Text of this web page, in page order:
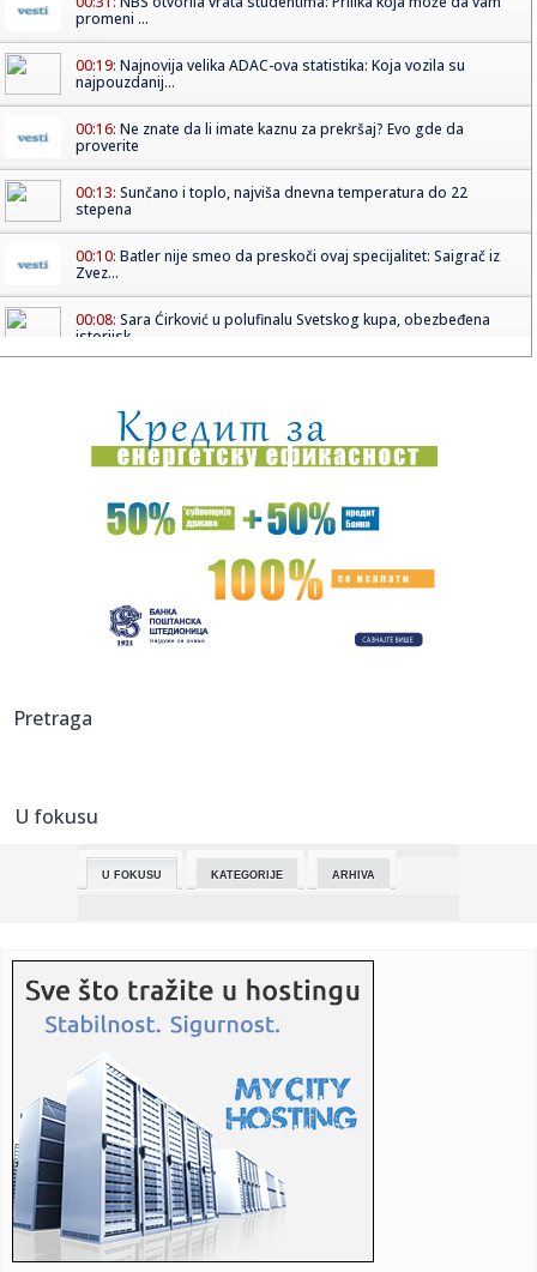
promeni ...
00:19: Najnovija velika ADAC-ova statistika: Koja vozila su
najpouzdanij...
00:16: Ne znate da li imate kaznu za prekršaj? Evo gde da
proverite
00:13: Sunčano i toplo, najviša dnevna temperatura do 22
stepena
00:10: Batler nije smeo da preskoči ovaj specijalitet: Saigrač iz
Zvez...
00:08: Sara Ćirković u polufinalu Svetskog kupa, obezbeđena
istorijsk...
23:57:JOKIĆ U LOVU NA BREJK: Denver ide na Minesotu u terminu
koji mno...
23:56:U Budimpešti promovisana knjiga Milana Ljepojevića: "Srbi
su ve...
Koja je vaša toksična osobina? Test sa 7 skrivenih životinja
23:53:SVETSKI DAN KNjIGE: Između zaborava čitanja i trajne
tvrdnje o ...
23:38:
23:37:
Ministarstvo o apelu za Rogoznu: Memić je reagovao kao
23:34:ČUVENI TRENER BRUTALNO ISKREN: „Marko Nikolić je jedan
od naj...
23:26:Paradajz bolje uspijeva uz ovaj cvijet: Plodovi zdraviji i
sočni...
23:24:Dečji maraton slavi 30. rođendan: I ove godine na istom,
tradic...
23:18:Rat s Iranom gura cijene nafte ka vrhuncu
Pretraga
U fokusu
U FOKUSU KATEGORIJE ARHIVA